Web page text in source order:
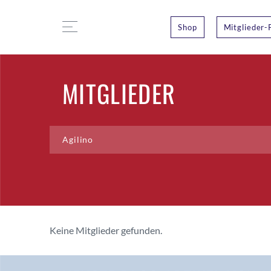
Shop Mitglieder-
MITGLIEDER
Keine Mitglieder gefunden.